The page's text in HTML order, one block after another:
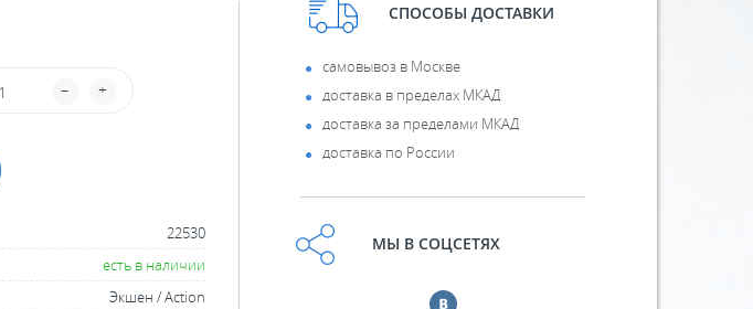
+
–
22530
есть в наличии
Экшен / Action
СПОСОБЫ ДОСТАВКИ
самовывоз в Москве
доставка в пределах МКАД
доставка за пределами МКАД
доставка по России
МЫ В СОЦСЕТЯХ